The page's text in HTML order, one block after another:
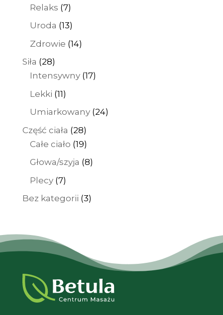
Relaks 77
produktów
Uroda 1313
produktów
Zdrowie 1414
Siła 2828
produktów
Intensywny 1717
Lekki 1111
produktów
Umiarkowany 2424
Część ciała 2828
produktów
Całe ciało 1919
produktów
Głowa/szyja 88
Plecy 77
produktów
Bez kategorii 33